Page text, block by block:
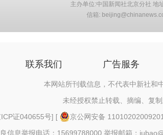
主办单位:中国新闻社北京分社 地
信箱:
联系我们 广告服务
本网站所刊载信息，不代表中新社和
未经授权禁止转载、摘编、复
证040655号] [ 京公网安备
信息举报电话：15699788000 举报邮箱：